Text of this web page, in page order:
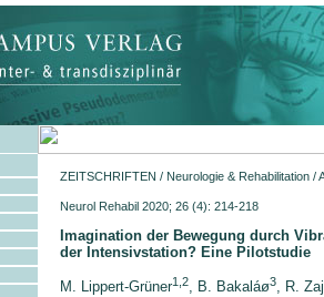
ZEITSCHRIFTEN / Neurologie & Rehabilitation /
Neurol Rehabil 2020;
Imagination der Bewegung durch
der Intensivstation? Eine Pilotstudie
M. Lippert-Grüner1,2, B. Bakaláø3, R.